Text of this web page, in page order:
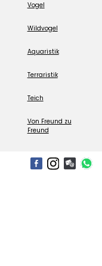
Vogel
Wildvogel
Aquaristik
Terraristik
Teich
Von Freund zu
Freund